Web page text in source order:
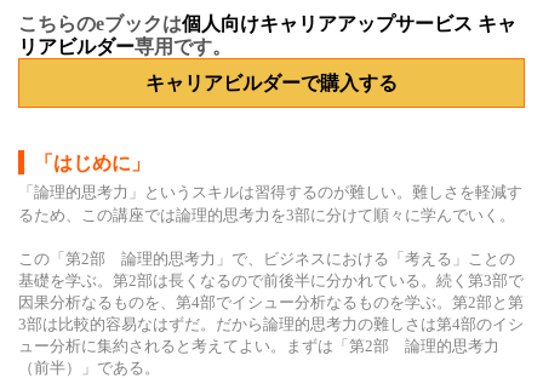
こちらのeブックは個人向けキャリアアップサービス キャ
リアビルダー専用です。
キャリアビルダーで購入する
「はじめに」
「論理的思考力」というスキルは習得するのが難しい。難しさを軽減す
るため、この講座では論理的思考力を3部に分けて順々に学んでいく。
この「第2部 論理的思考力」で、ビジネスにおける「考える」ことの
基礎を学ぶ。第2部は長くなるので前後半に分かれている。続く第3部で
因果分析なるものを、第4部でイシュー分析なるものを学ぶ。第2部と第
3部は比較的容易なはずだ。だから論理的思考力の難しさは第4部のイシ
ュー分析に集約されると考えてよい。まずは「第2部 論理的思考力
（前半）」である。